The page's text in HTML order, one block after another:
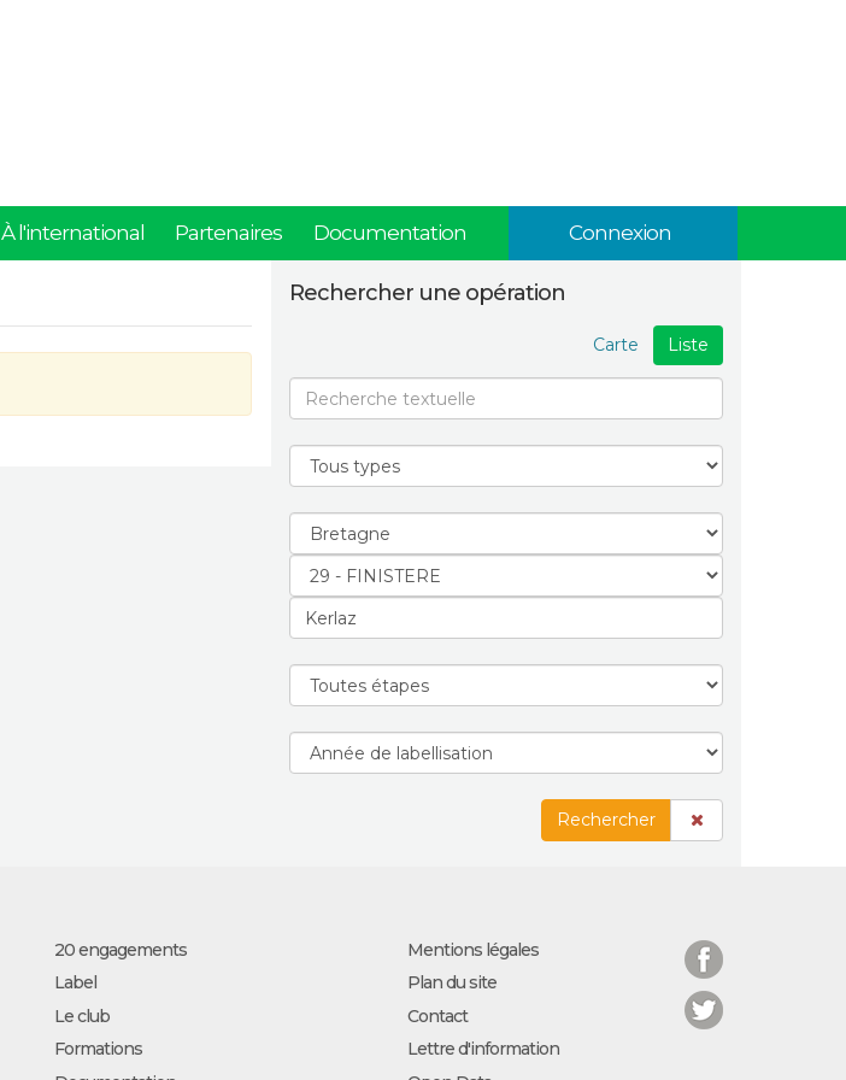
À l'international Partenaires Documentation Connexion
Rechercher une opération
Liste
Carte
Rechercher
20 engagements
Label
Le club
Formations
Mentions légales
Plan du site
Contact
Lettre d'information
Facebook
Twitter